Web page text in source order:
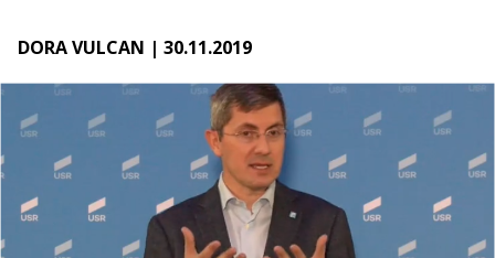
DORA VULCAN | 30.11.2019